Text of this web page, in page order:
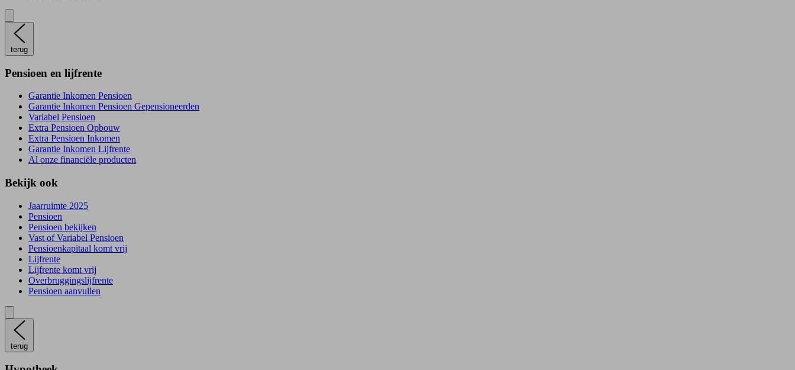
terug
Pensioen en lijfrente
Garantie Inkomen Pensioen
Garantie Inkomen Pensioen Gepensioneerden
Variabel Pensioen
Extra Pensioen Opbouw
Extra Pensioen Inkomen
Garantie Inkomen Lijfrente
Al onze financiële producten
Bekijk ook
Jaarruimte 2025
Pensioen
Pensioen bekijken
Vast of Variabel Pensioen
Pensioenkapitaal komt vrij
Lijfrente
Lijfrente komt vrij
Overbruggingslijfrente
Pensioen aanvullen
terug